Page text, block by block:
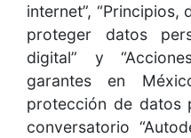
internet”,
proteger datos
digital” y
garantes en
protección de datos
conversatorio